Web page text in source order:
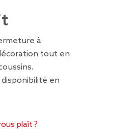
à
tout en
en
plaît ?